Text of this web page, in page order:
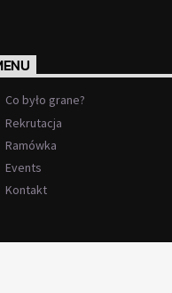
Co było grane?
Rekrutacja
Ramówka
Events
Kontakt